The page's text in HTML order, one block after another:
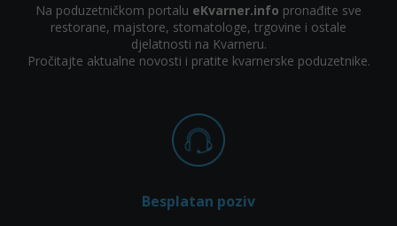
Na poduzetničkom portalu eKvarner.info pronađite sve
restorane, majstore, stomatologe, trgovine i ostale
djelatnosti na Kvarneru.
Pročitajte aktualne novosti i pratite kvarnerske poduzetnike.
Besplatan poziv